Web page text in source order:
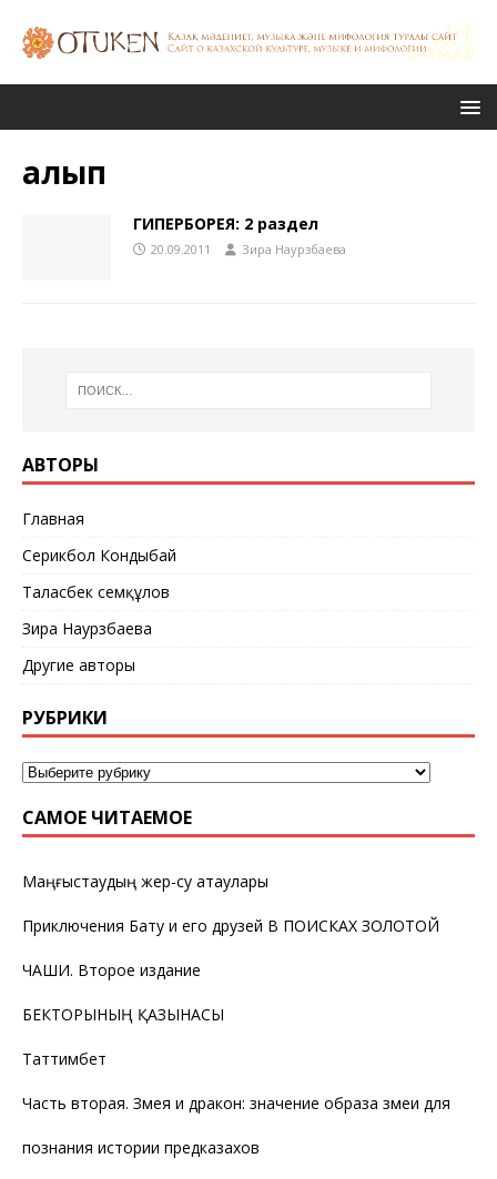
алып
ГИПЕРБОРЕЯ: 2 раздел
20.09.2011 Зира Наурзбаева
АВТОРЫ
Главная
Серикбол Кондыбай
Таласбек Әсемқұлов
Зира Наурзбаева
Другие авторы
РУБРИКИ
САМОЕ ЧИТАЕМОЕ
Маңғыстаудың жер-су атаулары
Приключения Бату и его друзей В ПОИСКАХ ЗОЛОТОЙ
ЧАШИ. Второе издание
БЕКТОРЫНЫҢ ҚАЗЫНАСЫ
Таттимбет
Часть вторая. Змея и дракон: значение образа змеи для
познания истории предказахов